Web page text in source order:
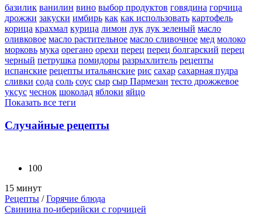
базилик ванилин вино выбор продуктов говядина горчица
дрожжи закуски имбирь как как использовать картофель
корица крахмал курица лимон лук лук зеленый масло
оливковое масло растительное масло сливочное мед молоко
морковь мука орегано орехи перец перец болгарский перец
черный петрушка помидоры разрыхлитель рецепты
испанские рецепты итальянские рис сахар сахарная пудра
сливки сода соль соус сыр сыр Пармезан тесто дрожжевое
уксус чеснок шоколад яблоки яйцо
Показать все теги
Случайные рецепты
100
15 минут
Рецепты /Горячие блюда
Свинина по-иберийски с горчицей